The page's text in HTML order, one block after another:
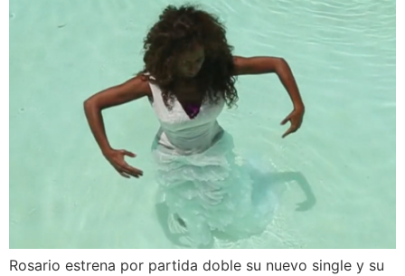
Rosario estrena por partida doble su nuevo single y su